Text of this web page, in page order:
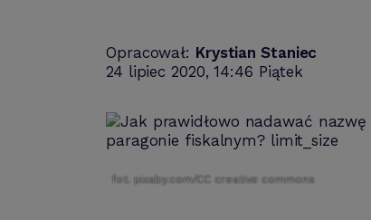
Opracował: Krystian Staniec
24 lipiec 2020, 14:46 Piątek
fot. pixaby.com/CC creative commons